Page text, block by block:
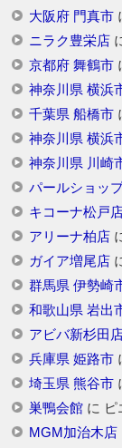
大阪府 門真市
ニラク豊栄店
京都府 舞鶴市
神奈川県 横浜
千葉県 船橋市
神奈川県 横浜
神奈川県 川崎
パールショッ
キコーナ松戸
アリーナ柏店
ガイア増尾店
群馬県 伊勢崎
和歌山県 岩出
アビバ新杉田
兵庫県 姫路市
埼玉県 熊谷市
巣鴨会館に ピ
MGM加治木店